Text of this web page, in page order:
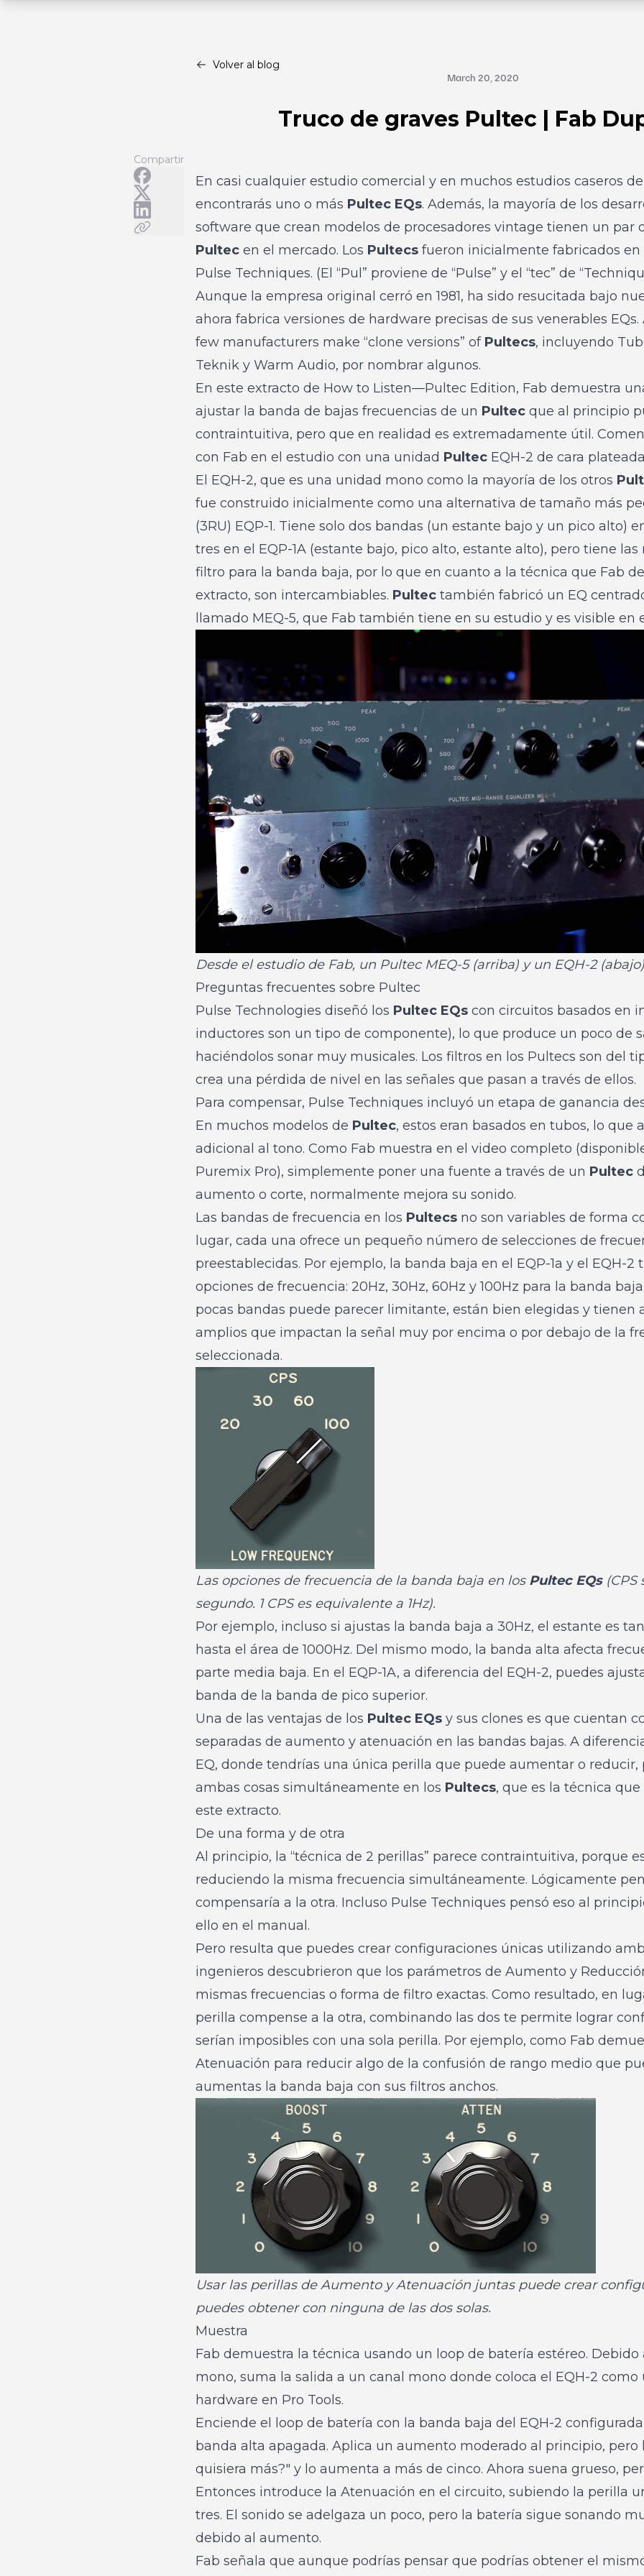
Volver al blog
March 20, 2020
Truco de graves Pultec | Fab
Compartir
En casi cualquier estudio comercial y en muchos estudios caseros
encontrarás uno o más Pultec EQs. Además, la mayoría de los
software que crean modelos de procesadores vintage tienen un par
Pultec en el mercado. Los Pultecs fueron inicialmente fabricados en
Pulse Techniques. (El “Pul” proviene de “Pulse” y el “tec” de
Aunque la empresa original cerró en 1981, ha sido resucitada bajo
ahora fabrica versiones de hardware precisas de sus venerables
few manufacturers make “clone versions” of Pultecs, incluyendo
Teknik y Warm Audio, por nombrar algunos.
En este extracto de How to Listen—Pultec Edition, Fab demuestra
ajustar la banda de bajas frecuencias de un Pultec que al principio
contraintuitiva, pero que en realidad es extremadamente útil.
con Fab en el estudio con una unidad Pultec EQH-2 de cara
El EQH-2, que es una unidad mono como la mayoría de los otros
fue construido inicialmente como una alternativa de tamaño más
(3RU) EQP-1. Tiene solo dos bandas (un estante bajo y un pico alto)
tres en el EQP-1A (estante bajo, pico alto, estante alto), pero tiene
filtro para la banda baja, por lo que en cuanto a la técnica que Fab
extracto, son intercambiables. Pultec también fabricó un EQ
llamado MEQ-5, que Fab también tiene en su estudio y es visible en
Desde el estudio de Fab, un Pultec MEQ-5 (arriba) y un EQH-2
Preguntas frecuentes sobre Pultec
Pulse Technologies diseñó los Pultec EQs con circuitos basados en
inductores son un tipo de componente), lo que produce un poco de
haciéndolos sonar muy musicales. Los filtros en los Pultecs son del
crea una pérdida de nivel en las señales que pasan a través de ellos.
Para compensar, Pulse Techniques incluyó un etapa de ganancia
En muchos modelos de Pultec, estos eran basados en tubos, lo que
adicional al tono. Como Fab muestra en el video completo
Puremix Pro), simplemente poner una fuente a través de un Pultec
aumento o corte, normalmente mejora su sonido.
Las bandas de frecuencia en los Pultecs no son variables de forma
lugar, cada una ofrece un pequeño número de selecciones de
preestablecidas. Por ejemplo, la banda baja en el EQP-1a y el EQH-2
opciones de frecuencia: 20Hz, 30Hz, 60Hz y 100Hz para la banda
pocas bandas puede parecer limitante, están bien elegidas y tienen
amplios que impactan la señal muy por encima o por debajo de la
seleccionada.
Las opciones de frecuencia de la banda baja en los Pultec EQs(CPS
segundo. 1 CPS es equivalente a 1Hz).
Por ejemplo, incluso si ajustas la banda baja a 30Hz, el estante es
hasta el área de 1000Hz. Del mismo modo, la banda alta afecta
parte media baja. En el EQP-1A, a diferencia del EQH-2, puedes
banda de la banda de pico superior.
Una de las ventajas de los Pultec EQs y sus clones es que cuentan
separadas de aumento y atenuación en las bandas bajas. A
EQ, donde tendrías una única perilla que puede aumentar o reducir,
ambas cosas simultáneamente en los Pultecs, que es la técnica
este extracto.
De una forma y de otra
Al principio, la “técnica de 2 perillas” parece contraintuitiva, porque
reduciendo la misma frecuencia simultáneamente. Lógicamente
compensaría a la otra. Incluso Pulse Techniques pensó eso al
ello en el manual.
Pero resulta que puedes crear configuraciones únicas utilizando
ingenieros descubrieron que los parámetros de Aumento y
mismas frecuencias o forma de filtro exactas. Como resultado, en
perilla compense a la otra, combinando las dos te permite lograr
serían imposibles con una sola perilla. Por ejemplo, como Fab
Atenuación para reducir algo de la confusión de rango medio que
aumentas la banda baja con sus filtros anchos.
Usar las perillas de Aumento y Atenuación juntas puede crear
puedes obtener con ninguna de las dos solas.
Muestra
Fab demuestra la técnica usando un loop de batería estéreo. Debido
mono, suma la salida a un canal mono donde coloca el EQH-2 como
hardware en Pro Tools.
Enciende el loop de batería con la banda baja del EQH-2
banda alta apagada. Aplica un aumento moderado al principio, pero
quisiera más?" y lo aumenta a más de cinco. Ahora suena grueso,
Entonces introduce la Atenuación en el circuito, subiendo la perilla
tres. El sonido se adelgaza un poco, pero la batería sigue sonando
debido al aumento.
Fab señala que aunque podrías pensar que podrías obtener el